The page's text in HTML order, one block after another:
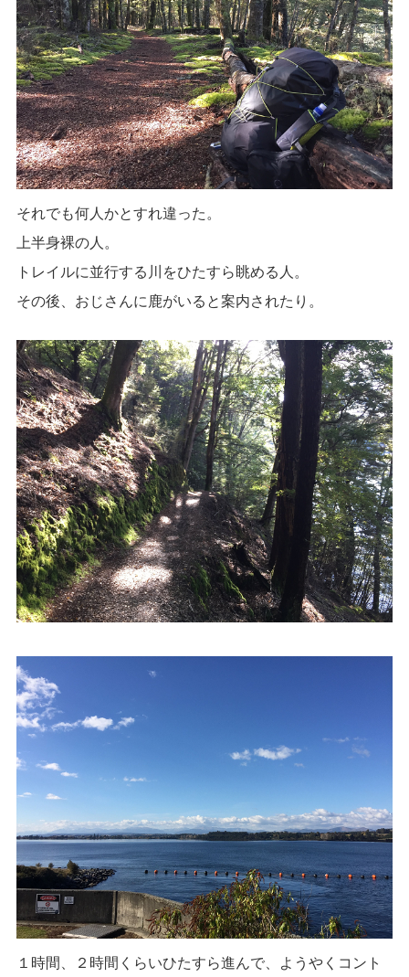
それでも何人かとすれ違った。
上半身裸の人。
トレイルに並行する川をひたすら眺める人。
その後、おじさんに鹿がいると案内されたり。
１時間、２時間くらいひたすら進んで、ようやくコント